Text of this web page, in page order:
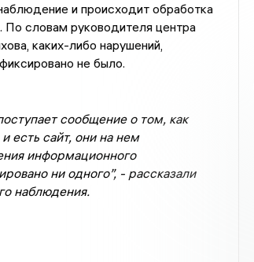
и происходит обработка
словам руководителя центра
каких-либо нарушений,
не было.
сообщение о том, как
есть сайт, они на нем
информационного
ни одного”, - рассказали
наблюдения.